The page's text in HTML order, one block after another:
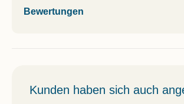
Bewertungen
Kunden haben sich auch